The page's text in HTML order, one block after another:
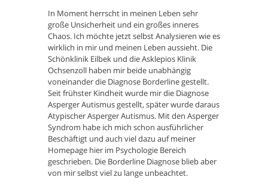
In Moment herrscht in meinen Leben sehr
große Unsicherheit und ein großes inneres
Chaos. Ich möchte jetzt selbst Analysieren wie es
wirklich in mir und meinen Leben aussieht. Die
Schönklinik Eilbek und die Asklepios Klinik
Ochsenzoll haben mir beide unabhängig
voneinander die Diagnose Borderline gestellt.
Seit frühster Kindheit wurde mir die Diagnose
Asperger Autismus gestellt, später wurde daraus
Atypischer Asperger Autismus. Mit den Asperger
Syndrom habe ich mich schon ausführlicher
Beschäftigt und auch viel dazu auf meiner
Homepage hier im Psychologie Bereich
geschrieben. Die Borderline Diagnose blieb aber
von mir selbst viel zu lange unbeachtet.